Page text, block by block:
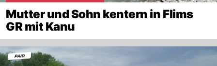
Mutter und Sohn kentern in Flims
GR mit Kanu